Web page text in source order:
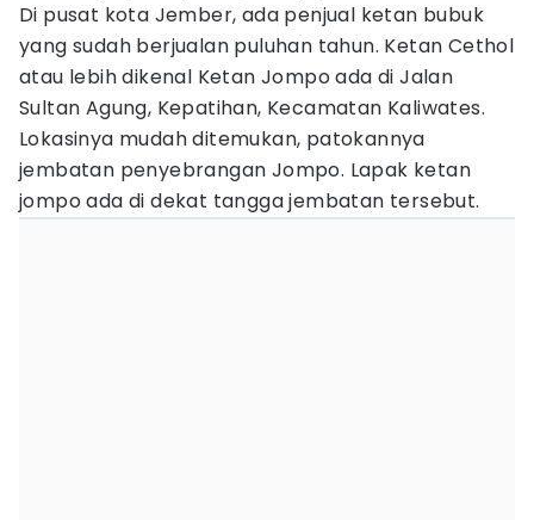
Di pusat kota Jember, ada penjual ketan bubuk
yang sudah berjualan puluhan tahun. Ketan Cethol
atau lebih dikenal Ketan Jompo ada di Jalan
Sultan Agung, Kepatihan, Kecamatan Kaliwates.
Lokasinya mudah ditemukan, patokannya
jembatan penyebrangan Jompo. Lapak ketan
jompo ada di dekat tangga jembatan tersebut.